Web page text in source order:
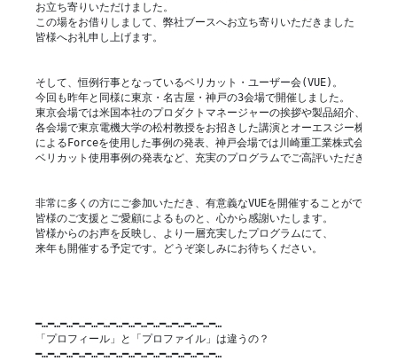
お立ち寄りいただけました。
この場をお借りしまして、弊社ブースへお立ち寄りいただきました
皆様へお礼申し上げます。
そして、恒例行事となっているベリカット・ユーザー会(VUE)。
今回も昨年と同様に東京・名古屋・神戸の3会場で開催しました。
東京会場では米国本社のプロダクトマネージャーの挨拶や製品紹介、
各会場で東京電機大学の松村教授をお招きした講演とオーエスジー株式会
によるForceを使用した事例の発表、神戸会場では川崎重工業株式会社様の
ベリカット使用事例の発表など、充実のプログラムでご高評いただきまし
非常に多くの方にご参加いただき、有意義なVUEを開催することができま
皆様のご支援とご愛顧によるものと、心から感謝いたします。
皆様からのお声を反映し、より一層充実したプログラムにて、
来年も開催する予定です。どうぞ楽しみにお待ちください。
━…━…━…━…━…━…━…━…━…━…━…━…━…━…━…
「プロフィール」と「プロファイル」は違うの？
━…━…━…━…━…━…━…━…━…━…━…━…━…━…━…